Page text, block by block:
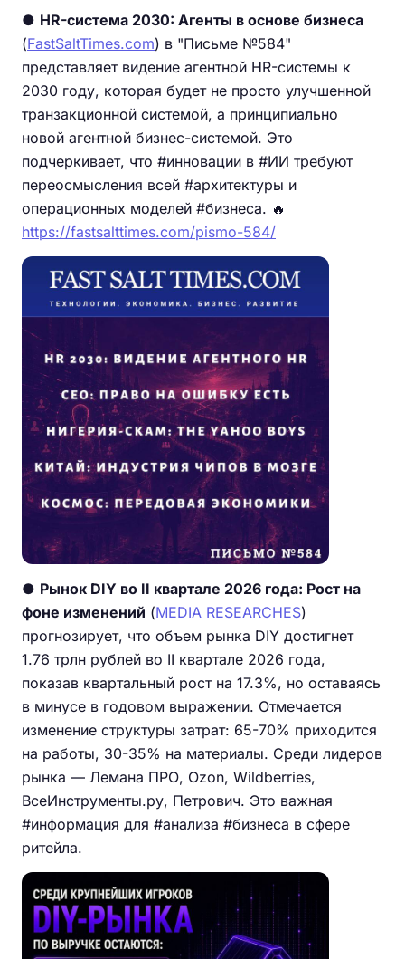
● HR-система 2030: Агенты в основе бизнеса
(FastSaltTimes.com) в "Письме №584"
представляет видение агентной HR-системы к
2030 году, которая будет не просто улучшенной
транзакционной системой, а принципиально
новой агентной бизнес-системой. Это
подчеркивает, что #инновации в #ИИ требуют
переосмысления всей #архитектуры и
операционных моделей #бизнеса. 🔥
https://fastsalttimes.com/pismo-584/
● Рынок DIY во II квартале 2026 года: Рост на
фоне изменений (MEDIA RESEARCHES)
прогнозирует, что объем рынка DIY достигнет
1.76 трлн рублей во II квартале 2026 года,
показав квартальный рост на 17.3%, но оставаясь
в минусе в годовом выражении. Отмечается
изменение структуры затрат: 65-70% приходится
на работы, 30-35% на материалы. Среди лидеров
рынка — Лемана ПРО, Ozon, Wildberries,
ВсеИнструменты.ру, Петрович. Это важная
#информация для #анализа #бизнеса в сфере
ритейла.